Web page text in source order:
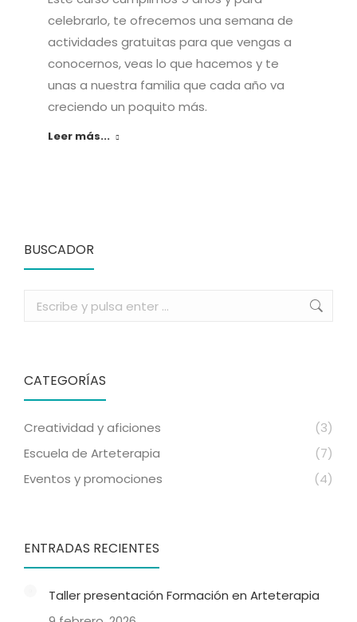
celebrarlo, te ofrecemos una semana de
actividades gratuitas para que vengas a
conocernos, veas lo que hacemos y te
unas a nuestra familia que cada año va
creciendo un poquito más.
Leer más...
BUSCADOR
Buscar:
CATEGORÍAS
Creatividad y aficiones
(3)
Escuela de Arteterapia
(7)
Eventos y promociones
(4)
ENTRADAS RECIENTES
Taller presentación Formación en Arteterapia